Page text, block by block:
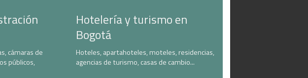
cámaras de
públicos,
Hotelería y turismo en
Bogotá
Hoteles, apartahoteles, moteles, residencias,
agencias de turismo, casas de cambio...